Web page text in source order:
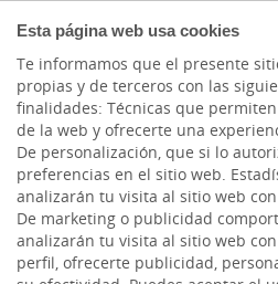
Esta página web usa cookies
Te informamos que el presente
propias y de terceros con las
finalidades: Técnicas que
de la web y ofrecerte una
De personalización, que si lo
preferencias en el sitio web.
analizarán tu visita al sitio web
De marketing o publicidad
analizarán tu visita al sitio web
perfil, ofrecerte publicidad,
Actualidad
Estrategia de
sostenible: